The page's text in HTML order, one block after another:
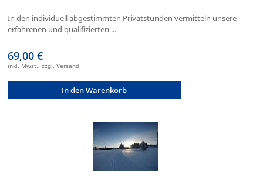
In den individuell abgestimmten Privatstunden vermitteln unsere
erfahrenen und qualifizierten ...
69,00 €
inkl. Mwst., zzgl. Versand
In den Warenkorb